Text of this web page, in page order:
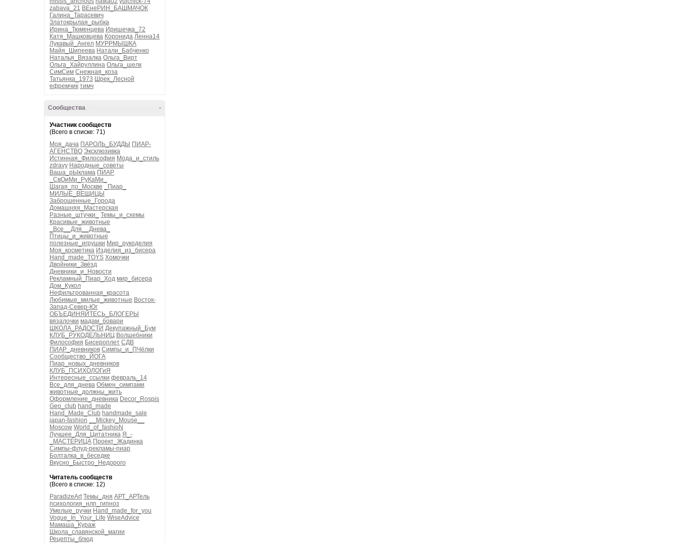
zabava_21 ВЕнеРИН_БАШМАЧОК
Галина_Тарасевич
Златокрылая_рыбка
Ирина_Тюменцева Иришечка_72
Катя_Машковцева Коронида Ленна14
Лукавый_Ангел МУРРМЫШКА
Майя_Шипеева Натали_Бабченко
Наталья_Вязалка Ольга_Вирт
Ольга_Хайруллина Ольга_шелк
СимСим Снежная_коза
Татьянка_1973 Шрек_Лесной
ефремчик тимч
-
Сообщества
Участник сообществ
(Всего в списке: 71)
Моя_дача ПАРОЛЬ_БУДДЫ ПИАР-
АГЕНСТВО Эксклюзивка
Истинная_Философия Мода_и_стиль
zdravy Народные_советы
Ваша_рЫклама ПИАР
_СвОиМи_РуКаМи_
Шагая_по_Москве
_Пиар_
МИЛЫЕ_ВЕЩИЦЫ
Заброшенные_Города
Домашняя_Мастерская
Разные_штучки_
Темы_и_схемы
Красивые_животные
_Все__Для__Днева_
Птицы_и_животные
полезные_игрушки Мир_рукоделия
Моя_косметика Изделия_из_бисера
Hand_made_TOYS Хомочки
Двойники_Звёзд
Дневники_и_Новости
Рекламный_Пиар_Ход мир_бисера
Дом_Кукол
Нефильтрованная_красота
Любимые_милые_животные Восток-
Запад-Север-Юг
ОБЪЕДИНЯЙТЕСЬ_БЛОГЕРЫ
вязалочки мадам_бовари
ШКОЛА_РАДОСТИ Декупажный_Бум
КЛУБ_РУКОДЕЛЬНИЦ Волшебники
Философия Бисероплет СДВ
ПИАР_дневников Симпы_и_ПЧёлки
Сообщество_ЙОГА
Пиар_новых_дневников
КЛУБ_ПСИХОЛОГиЯ
Интересные_ссылки февраль_14
Все_для_днева Обмен_симпами
животные_должны_жить
Оформление_дневника Decor_Rospis
Geo_club hand_made
Hand_Made_Club handmade_sale
japan-fashion
__Mickey_Mouse__
Moscow World_of_fashioN
Лучшее_Для_Цитатника Я_-
_МАСТЕРИЦА Проект_Жадинка
Симпы-флуд-рекламы-пиар
Болталка_в_беседке
Вкусно_Быстро_Недорого
Читатель сообществ
(Всего в списке: 12)
ParadizeArt Темы_дня АРТ_АРТель
психология_нлп_гипноз
Умелые_ручки Hand_made_for_you
Vogue_In_Your_Life WiseAdvice
Мамаша_Кураж
Школа_славянской_магии
Рецепты_блюд